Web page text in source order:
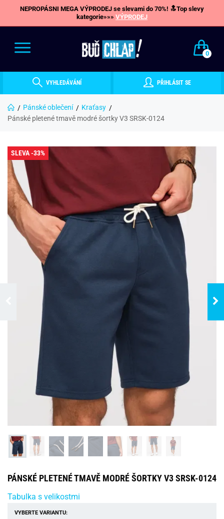
NEPROPÁSNI MEGA VÝPRODEJ se slevami do 70%! 🔝Top slevy
kategorie»»» VÝPRODEJ
0
VYHLEDÁVÁNÍ PŘIHLÁSIT SE
Pánské oblečení
Kraťasy
Pánské pletené tmavě modré šortky V3 SRSK-0124
SLEVA -33%
PÁNSKÉ PLETENÉ TMAVĚ MODRÉ ŠORTKY V3 SRSK-0124
Tabulka s velikostmi
VYBERTE VARIANTU: